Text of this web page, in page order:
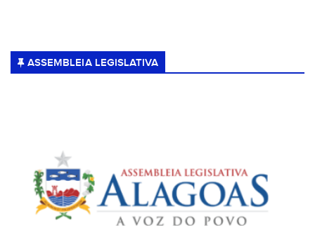
ASSEMBLEIA LEGISLATIVA